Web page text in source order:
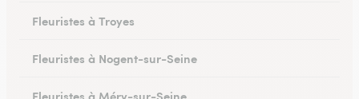
Fleuristes à Troyes
Fleuristes à Nogent-sur-Seine
Fleuristes à Méry-sur-Seine